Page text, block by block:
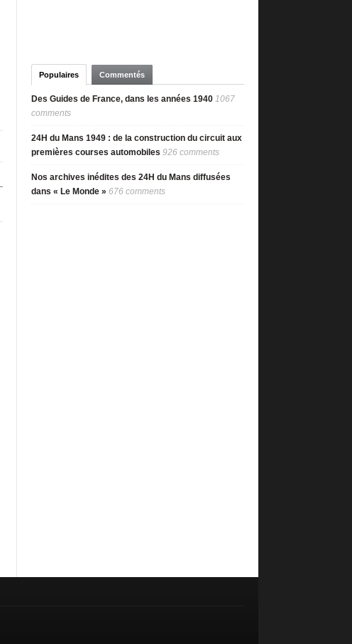
Populaires Commentés
Des Guides de France, dans les années 1940 1067
comments
24H du Mans 1949 : de la construction du circuit aux
premières courses automobiles 926 comments
Nos archives inédites des 24H du Mans diffusées
dans « Le Monde » 676 comments